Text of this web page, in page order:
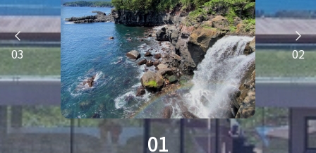
03 02
01